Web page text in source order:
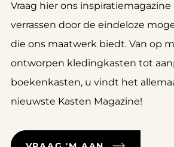
Vraag hier ons inspiratiemagazine
verrassen door de eindeloze
die ons maatwerk biedt. Van op
ontworpen kledingkasten tot
boekenkasten, u vindt het
nieuwste Kasten Magazine!